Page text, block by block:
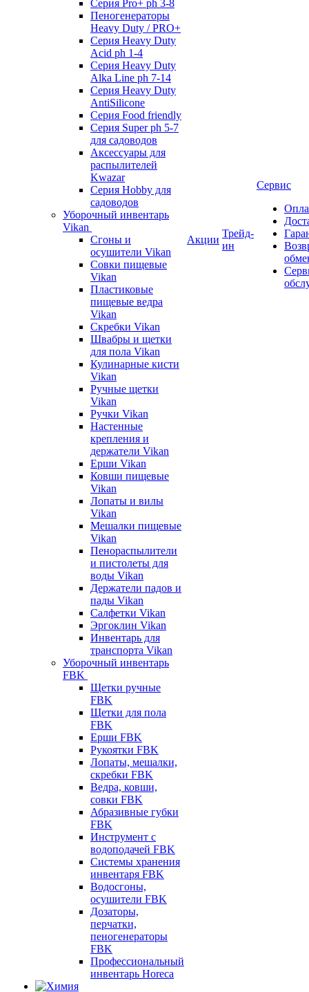
Серия Pro+ ph 3-8
Пеногенераторы
Heavy Duty / PRO+
Серия Heavy Duty
Acid ph 1-4
Серия Heavy Duty
Alka Line ph 7-14
Серия Heavy Duty
AntiSilicone
Серия Food friendly
Серия Super ph 5-7
для садоводов
Аксессуары для
распылителей
Kwazar
Серия Hobby для
садоводов
Уборочный инвентарь
Vikan
Сгоны и
осушители Vikan
Совки пищевые
Vikan
Пластиковые
пищевые ведра
Vikan
Скребки Vikan
Швабры и щетки
для пола Vikan
Кулинарные кисти
Vikan
Ручные щетки
Vikan
Ручки Vikan
Настенные
крепления и
держатели Vikan
Ерши Vikan
Ковши пищевые
Vikan
Лопаты и вилы
Vikan
Мешалки пищевые
Vikan
Пенораспылители
и пистолеты для
воды Vikan
Держатели падов и
пады Vikan
Салфетки Vikan
Эргоклин Vikan
Инвентарь для
транспорта Vikan
Уборочный инвентарь
FBK
Щетки ручные
FBK
Щетки для пола
FBK
Ерши FBK
Рукоятки FBK
Лопаты, мешалки,
скребки FBK
Ведра, ковши,
совки FBK
Абразивные губки
FBK
Инструмент с
водоподачей FBK
Системы хранения
инвентаря FBK
Водосгоны,
осушители FBK
Дозаторы,
перчатки,
пеногенераторы
FBK
Профессиональный
инвентарь Horeca
Акции
Трейд-
ин
Сервис